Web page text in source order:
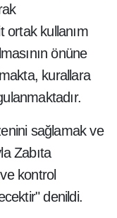
ortak kullanım
önüne
kurallara
sağlamak ve
Zabıta
kontrol
denildi.